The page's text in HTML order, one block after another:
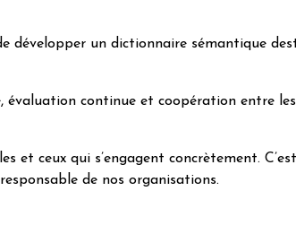
développer un dictionnaire sémantique
évaluation continue et coopération entre
et ceux qui s’engagent concrètement.
de nos organisations.